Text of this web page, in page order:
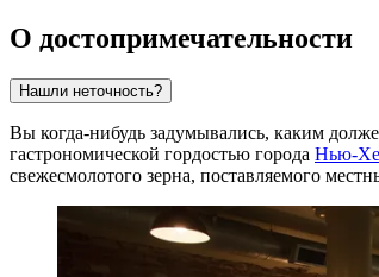
О достопримечательности
Нашли неточность?
Вы когда-нибудь задумывались, каким
гастрономической гордостью города Нью-
свежесмолотого зерна, поставляемого